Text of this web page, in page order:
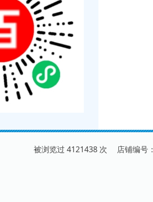
被浏览过 4121438 次 店铺编号：